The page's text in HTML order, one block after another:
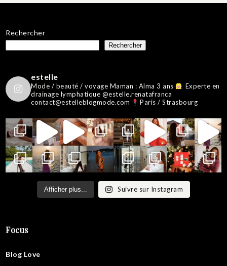
Rechercher
Rechercher
estelle
Mode / beauté / voyage Maman : Alma 3 ans
Experte en
drainage lymphatique @estelle.renatafranca
contact@estelleblogmode.com
Paris / Strasbourg
Afficher plus... Suivre sur Instagram
Focus
Blog Love